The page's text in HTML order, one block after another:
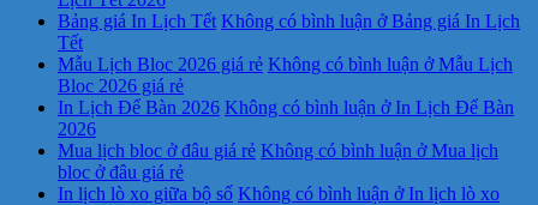
Bảng giá In Lịch Tết Không có bình luận ở Bảng giá In Lịch
Tết
Mẫu Lịch Bloc 2026 giá rẻ Không có bình luận ở Mẫu Lịch
Bloc 2026 giá rẻ
In Lịch Để Bàn 2026 Không có bình luận ở In Lịch Để Bàn
2026
Mua lịch bloc ở đâu giá rẻ Không có bình luận ở Mua lịch
bloc ở đâu giá rẻ
In lịch lò xo giữa bộ số Không có bình luận ở In lịch lò xo